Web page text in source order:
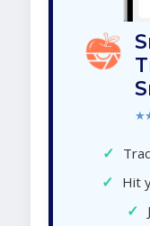
✓
✓ Hit
✓